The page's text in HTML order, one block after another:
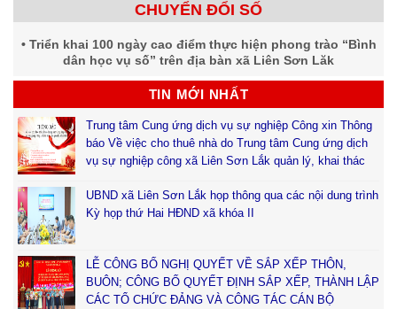
CHUYỂN ĐỔI SỐ
Triển khai 100 ngày cao điểm thực hiện phong trào “Bình
dân học vụ số” trên địa bàn xã Liên Sơn Lăk
TIN MỚI NHẤT
Trung tâm Cung ứng dịch vụ sự nghiệp Công xin Thông
báo Về việc cho thuê nhà do Trung tâm Cung ứng dịch
vụ sự nghiệp công xã Liên Sơn Lắk quản lý, khai thác
UBND xã Liên Sơn Lắk họp thông qua các nội dung trình
Kỳ họp thứ Hai HĐND xã khóa II
LỄ CÔNG BỐ NGHỊ QUYẾT VỀ SẮP XẾP THÔN,
BUÔN; CÔNG BỐ QUYẾT ĐỊNH SẮP XẾP, THÀNH LẬP
CÁC TỔ CHỨC ĐẢNG VÀ CÔNG TÁC CÁN BỘ